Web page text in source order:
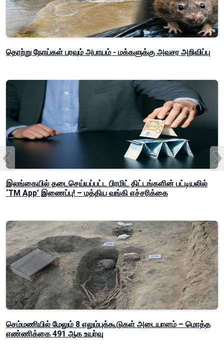
தொற்று நோய்கள் பரவும் அபாயம் - மக்களுக்கு அவசர அறிவிப்பு
இலங்கையில் தடைசெய்யப்பட்ட பிரமிட் திட்டங்களின் பட்டியலில்
‘TM App’ இணைப்பு! – மத்திய வங்கி எச்சரிக்கை
செம்மணியில் மேலும் 8 எலும்புக்கூடுகள் அடையாளம் – மொத்த
எண்ணிக்கை 491 ஆக உயர்வு